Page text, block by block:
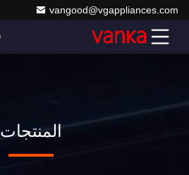
vangood@vgappliances.com
المنتجات